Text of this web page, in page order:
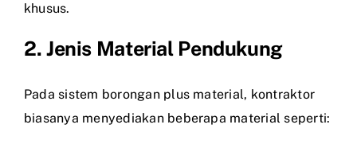
khusus.
2. Jenis Material Pendukung
Pada sistem borongan plus material, kontraktor
biasanya menyediakan beberapa material seperti: